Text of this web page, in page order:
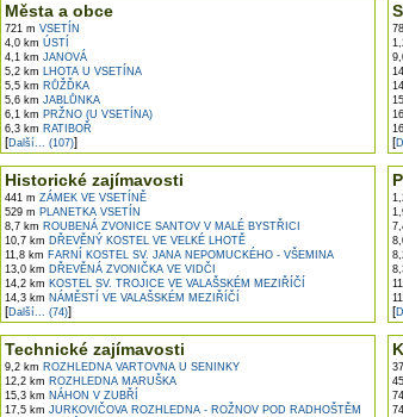
Města a obce
721 m VSETÍN
4,0 km ÚSTÍ
4,1 km JANOVÁ
5,2 km LHOTA U VSETÍNA
5,5 km RŮŽĎKA
5,6 km JABLŮNKA
6,1 km PRŽNO (U VSETÍNA)
6,3 km RATIBOŘ
[Další... (107)] [
Historické zajímavosti
441 m ZÁMEK VE VSETÍNĚ
529 m PLANETKA VSETÍN
8,7 km ROUBENÁ ZVONICE SANTOV V MALÉ BYSTŘICI
10,7 km DŘEVĚNÝ KOSTEL VE VELKÉ LHOTĚ
11,8 km FARNÍ KOSTEL SV. JANA NEPOMUCKÉHO - VŠEMINA
13,0 km DŘEVĚNÁ ZVONIČKA VE VIDČI
14,2 km KOSTEL SV. TROJICE VE VALAŠSKÉM MEZIŘÍČÍ
14,3 km NÁMĚSTÍ VE VALAŠSKÉM MEZIŘÍČÍ
[Další... (74)] [
Technické zajímavosti
9,2 km ROZHLEDNA VARTOVNA U SENINKY
12,2 km ROZHLEDNA MARUŠKA
15,3 km NÁHON V ZUBŘÍ
17,5 km JURKOVIČOVA ROZHLEDNA - ROŽNOV POD RADHOŠTĚM